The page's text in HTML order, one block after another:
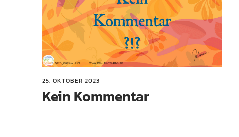
25. OKTOBER 2023
Kein Kommentar